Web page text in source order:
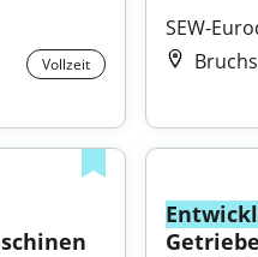
Vollzeit
SEW-